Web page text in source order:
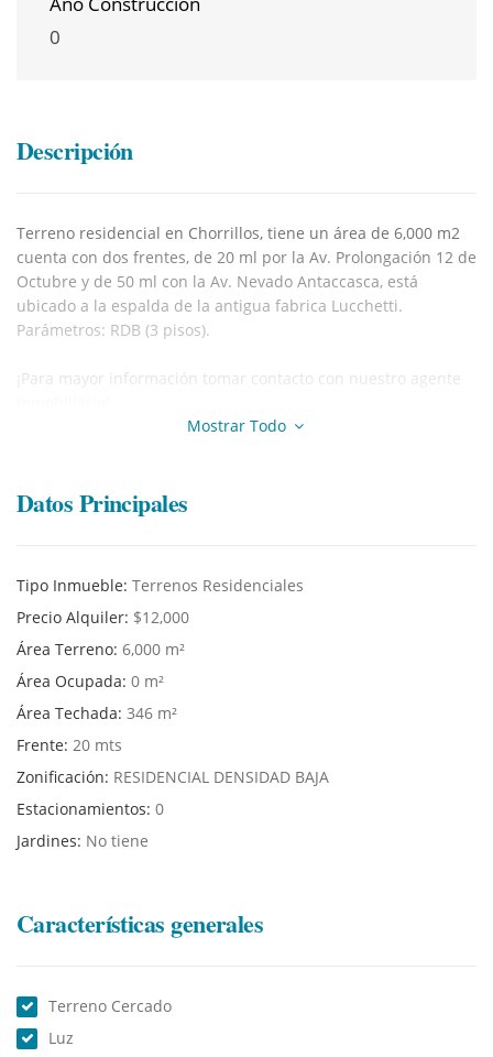
0
Descripción
Terreno residencial en Chorrillos, tiene un área de 6,000 m2
cuenta con dos frentes, de 20 ml por la Av. Prolongación 12 de
Octubre y de 50 ml con la Av. Nevado Antaccasca, está
ubicado a la espalda de la antigua fabrica Lucchetti.
Parámetros: RDB (3 pisos).
¡Para mayor información tomar contacto con nuestro agente
Mostrar Todo
Datos Principales
Tipo Inmueble: Terrenos Residenciales
Precio Alquiler: $12,000
Área Terreno: 6,000 m²
Área Ocupada: 0 m²
Área Techada: 346 m²
Frente: 20 mts
Zonificación: RESIDENCIAL DENSIDAD BAJA
Estacionamientos: 0
Jardines: No tiene
Características generales
Terreno Cercado
Luz